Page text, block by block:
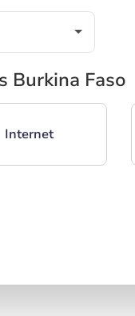
Burkina Faso
Internet